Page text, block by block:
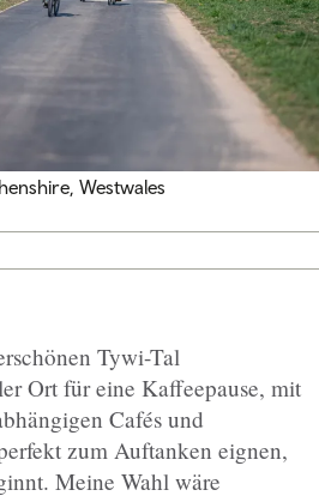
Westwales
Tywi-Tal
Ort für eine Kaffeepause, mit
Cafés und
zum Auftanken eignen,
Meine Wahl wäre